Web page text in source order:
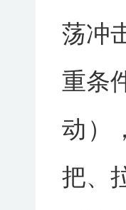
荡冲
重条
动）
把、